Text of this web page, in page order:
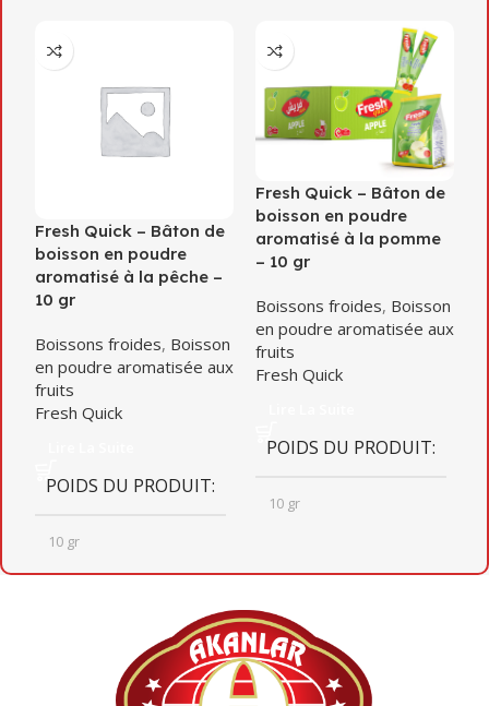
Fresh Quick – Bâton de
boisson en poudre
aromatisé à la pêche –
10 gr
Boissons froides, Boisson
en poudre aromatisée aux
fruits
Fresh Quick
POIDS DU PRODUIT
10 gr
Fresh Quick – Bâton de
boisson en poudre
aromatisé à la pomme
– 10 gr
Boissons froides, Boisson
en poudre aromatisée aux
fruits
Fresh Quick
POIDS DU PRODUIT
10 gr
8
DIMENSIONS DU CARTON